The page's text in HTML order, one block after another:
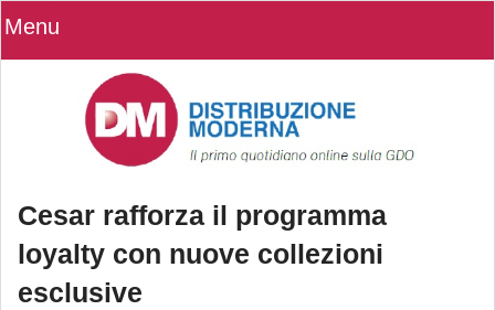
Menu
Cesar rafforza il programma
loyalty con nuove collezioni
esclusive